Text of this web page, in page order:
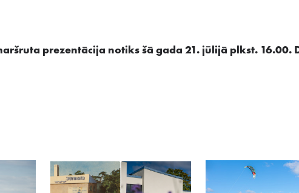
prezentācija notiks šā gada 21. jūlijā plkst. 16.00.